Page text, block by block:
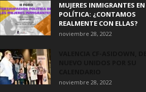
MUJERES INMIGRANTES EN
POLÍTICA: ¿CONTAMOS
REALMENTE CON ELLAS?
noviembre 28, 2022
noviembre 28, 2022